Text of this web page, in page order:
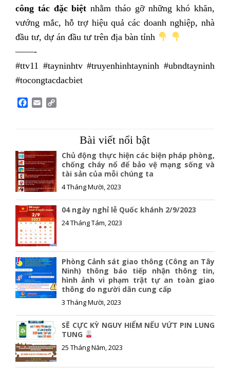
công tác đặc biệt nhằm tháo gỡ những khó khăn,
vướng mắc, hỗ trợ hiệu quả các doanh nghiệp, nhà
đầu tư, dự án đầu tư trên địa bàn tỉnh
——-
#ttv11 #tayninhtv #truyenhinhtayninh #ubndtayninh
#tocongtacdacbiet
o
o
k
Bài viết nổi bật
Chủ động thực hiện các biện pháp phòng,
chống cháy nổ để bảo vệ mạng sống và
tài sản của mỗi chúng ta
4 Tháng Mười, 2023
04 ngày nghỉ lễ Quốc khánh 2/9/2023
24 Tháng Tám, 2023
Phòng Cảnh sát giao thông (Công an Tây
Ninh) thông báo tiếp nhận thông tin,
hình ảnh vi phạm trật tự an toàn giao
thông do người dân cung cấp
3 Tháng Mười, 2023
SẼ CỰC KỲ NGUY HIỂM NẾU VỨT PIN LUNG
TUNG
25 Tháng Năm, 2023